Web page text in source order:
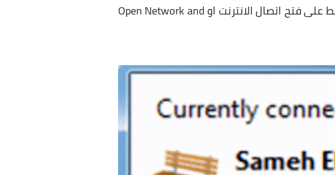
ونلاحظ ان اتصال الانترنت الاساسى الخاص بى اسمه Sameh Elkharraz ، والان نضغط على فتح اتصال الانترنت او Open Network and